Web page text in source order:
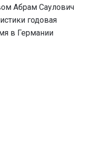
Абрам Саулович
годовая
в Германии